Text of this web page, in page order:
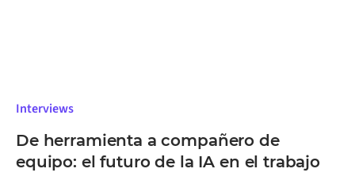
Interviews
De herramienta a compañero de
equipo: el futuro de la IA en el trabajo